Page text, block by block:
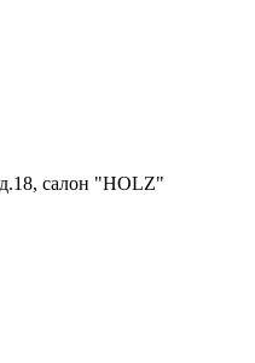
салон "HOLZ"